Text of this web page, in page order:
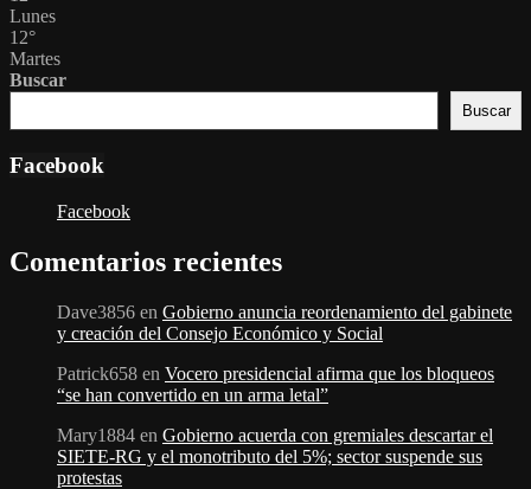
Lunes
12°
Martes
Buscar
Buscar
Facebook
Facebook
Comentarios recientes
Dave3856 en Gobierno anuncia reordenamiento del gabinete
y creación del Consejo Económico y Social
Patrick658 en Vocero presidencial afirma que los bloqueos
“se han convertido en un arma letal”
Mary1884 en Gobierno acuerda con gremiales descartar el
SIETE-RG y el monotributo del 5%; sector suspende sus
protestas